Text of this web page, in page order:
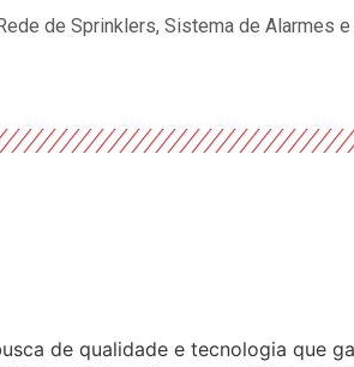
de Sprinklers, Sistema de Alarmes
de qualidade e tecnologia que